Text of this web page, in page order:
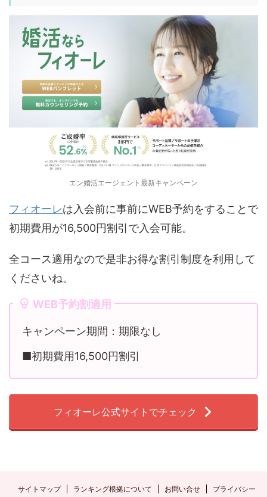
エン婚活エージェント最新キャンペーン
フィオーレは入会前に事前にWEB予約をすることで
初期費用が16,500円割引で入会可能。
全コース適用なので是非お得な割引制度を利用して
くださいね。
WEB予約割適用
キャンペーン期間：期限なし
■初期費用16,500円割引
フィオーレ公式サイトでチェック
サイトマップ ランキング根拠について お問い合せ プライバシー